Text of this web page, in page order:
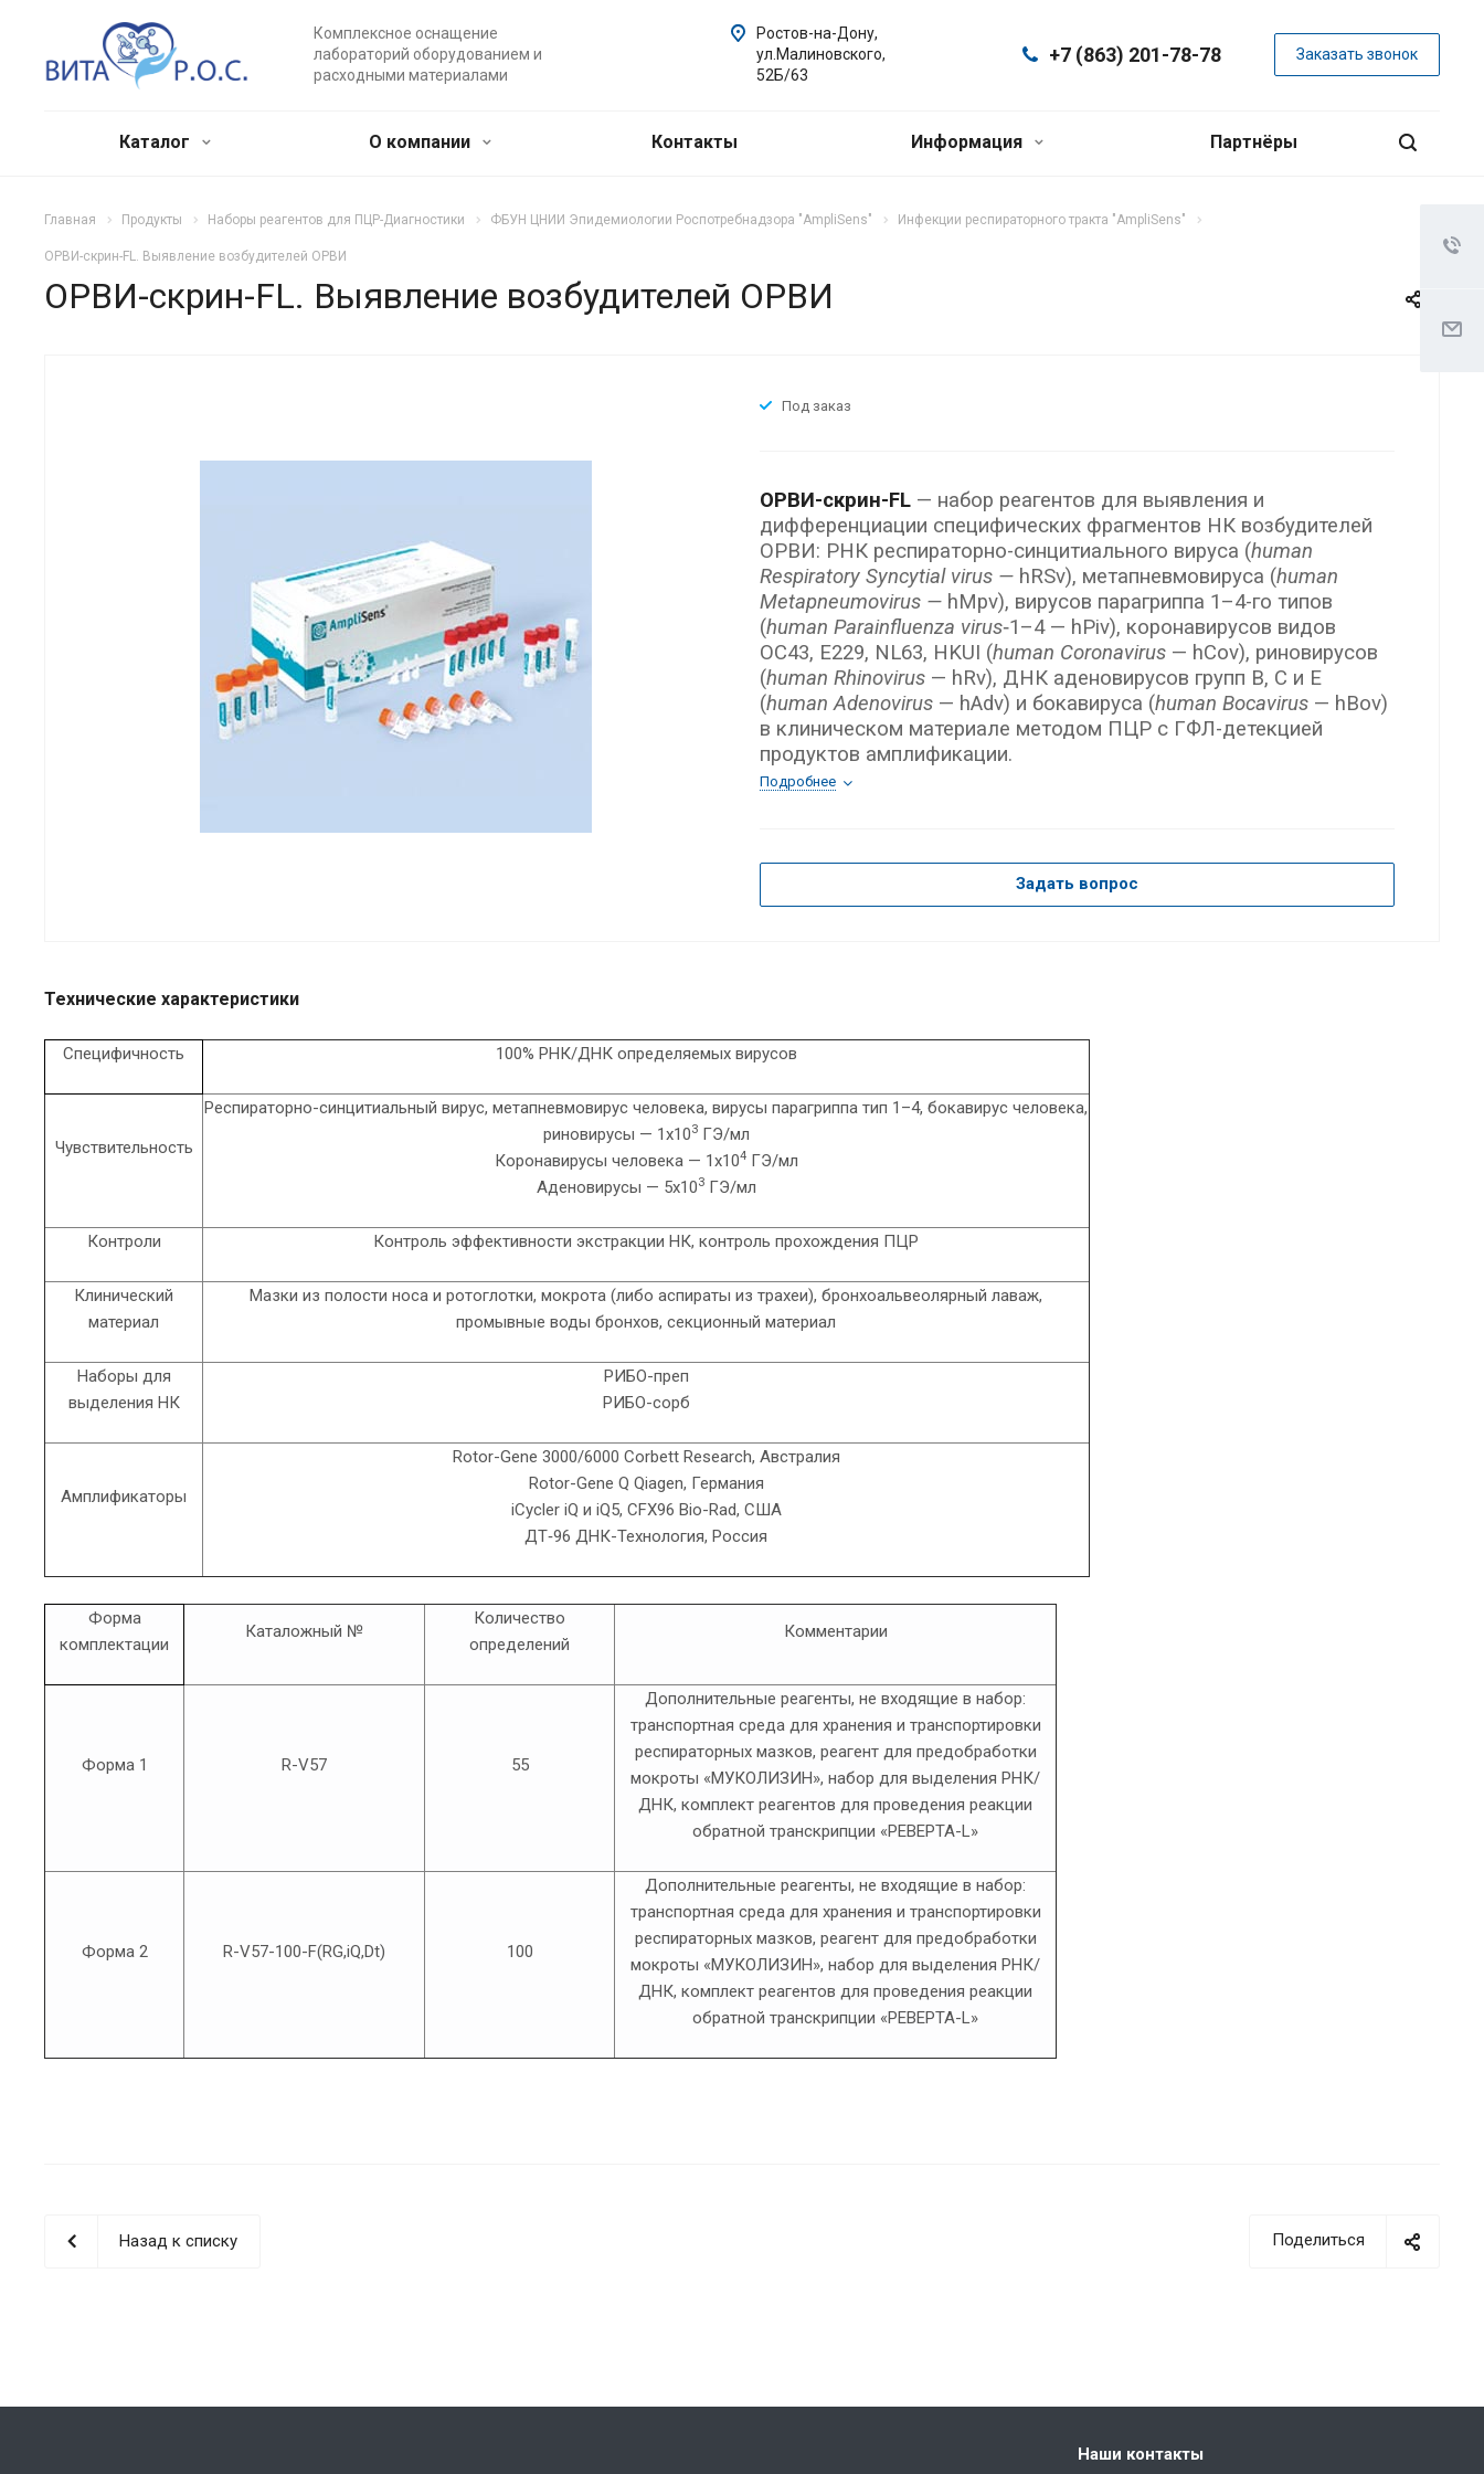
Комплексное оснащение
лабораторий оборудованием и
расходными материалами
+7 (863) 201-78-78 Заказать звонок
Ростов-на-Дону,
ул.Малиновского,
52Б/63
Каталог О компании Контакты Информация Партнёры
Главная Продукты Наборы реагентов для ПЦР-Диагностики ФБУН ЦНИИ Эпидемиологии Роспотребнадзора "AmpliSens" Инфекции респираторного тракта "AmpliSens"
ОРВИ-скрин-FL. Выявление возбудителей ОРВИ
ОРВИ-скрин-FL. Выявление возбудителей ОРВИ
Под заказ
ОРВИ-скрин-FL — набор реагентов для выявления и
дифференциации специфических фрагментов НК возбудителей
ОРВИ: РНК респираторно-синцитиального вируса (human
Respiratory Syncytial virus — hRSv), метапневмовируса (human
Metapneumovirus — hMpv), вирусов парагриппа 1–4-го типов
(human Parainfluenza virus‑1–4 — hPiv), коронавирусов видов
ОС43, Е229, NL63, HKUI (human Coronavirus — hCov), риновирусов
(human Rhinovirus — hRv), ДНК аденовирусов групп B, C и E
(human Adenovirus — hAdv) и бокавируса (human Bocavirus — hBov)
в клиническом материале методом ПЦР с ГФЛ-детекцией
продуктов амплификации.
Подробнее
Задать вопрос
Технические характеристики
Специфичность 100% РНК/ДНК определяемых вирусов
Чувствительность
Респираторно-синцитиальный вирус, метапневмовирус человека, вирусы парагриппа тип 1–4, бокавирус человека,
риновирусы — 1х103ГЭ/мл
Коронавирусы человека — 1х104ГЭ/мл
Аденовирусы — 5х103ГЭ/мл
Контроли Контроль эффективности экстракции НК, контроль прохождения ПЦР
Клинический
материал
Мазки из полости носа и ротоглотки, мокрота (либо аспираты из трахеи), бронхоальвеолярный лаваж,
промывные воды бронхов, секционный материал
Наборы для
выделения НК
РИБО-преп
РИБО-сорб
Амплификаторы
Rotor-Gene 3000/6000 Corbett Research, Австралия
Rotor-Gene Q Qiagen, Германия
iCycler iQ и iQ5, CFX96 Bio-Rad, США
ДТ‑96 ДНК-Технология, Россия
Форма
комплектации
Каталожный №
Количество
определений
Комментарии
Форма 1 R-V57 55
Дополнительные реагенты, не входящие в набор:
транспортная среда для хранения и транспортировки
респираторных мазков, реагент для предобработки
мокроты «МУКОЛИЗИН», набор для выделения РНК/
ДНК, комплект реагентов для проведения реакции
обратной транскрипции «РЕВЕРТА-L»
Форма 2 R-V57-100-F(RG,iQ,Dt) 100
Дополнительные реагенты, не входящие в набор:
транспортная среда для хранения и транспортировки
респираторных мазков, реагент для предобработки
мокроты «МУКОЛИЗИН», набор для выделения РНК/
ДНК, комплект реагентов для проведения реакции
обратной транскрипции «РЕВЕРТА-L»
Поделиться
Назад к списку
Наши контакты